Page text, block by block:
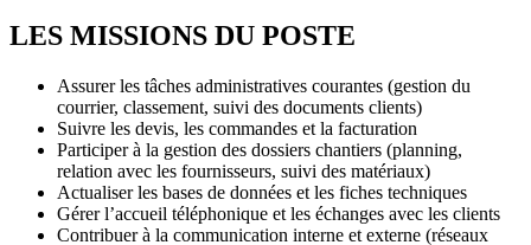
LES MISSIONS DU POSTE
Assurer les tâches administratives courantes (gestion du
courrier, classement, suivi des documents clients)
Suivre les devis, les commandes et la facturation
Participer à la gestion des dossiers chantiers (planning,
relation avec les fournisseurs, suivi des matériaux)
Actualiser les bases de données et les fiches techniques
Gérer l’accueil téléphonique et les échanges avec les clients
Contribuer à la communication interne et externe (réseaux